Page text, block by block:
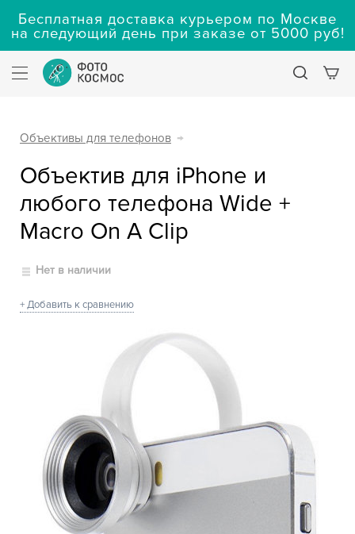
Бесплатная доставка курьером по Москве
на следующий день при заказе от 5000 руб!
Объективы для телефонов →
Объектив для iPhone и
любого телефона Wide +
Macro On A Clip
Нет в наличии
+ Добавить к сравнению